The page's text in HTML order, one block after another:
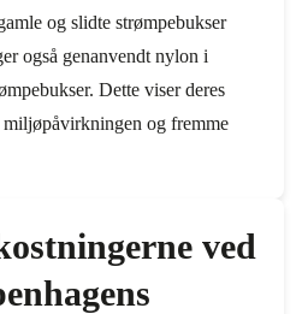
og slidte strømpebukser
også genanvendt nylon i
Dette viser deres
miljøpåvirkningen og fremme
ved